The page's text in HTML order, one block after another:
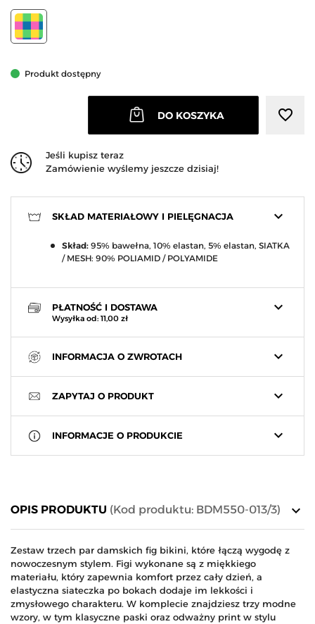
WIELOKOLOROWY
Produkt dostępny
DO KOSZYKA favorite_border
Jeśli kupisz teraz
Zamówienie wyślemy jeszcze dzisiaj!
keyboard_arrow_down
SKŁAD MATERIAŁOWY I PIELĘGNACJA
Skład: 95% bawełna, 10% elastan, 5% elastan, SIATKA
/ MESH: 90% POLIAMID / POLYAMIDE
keyboard_arrow_down
PŁATNOŚĆ I DOSTAWA
Wysyłka od: 11,00 zł
keyboard_arrow_down
INFORMACJA O ZWROTACH
keyboard_arrow_down
ZAPYTAJ O PRODUKT
keyboard_arrow_down
INFORMACJE O PRODUKCIE
keyboard_arrow_down
OPIS PRODUKTU (Kod produktu: BDM550-013/3)
Zestaw trzech par damskich fig bikini, które łączą wygodę z
nowoczesnym stylem. Figi wykonane są z miękkiego
materiału, który zapewnia komfort przez cały dzień, a
elastyczna siateczka po bokach dodaje im lekkości i
zmysłowego charakteru. W komplecie znajdziesz trzy modne
wzory, w tym klasyczne paski oraz odważny print w stylu